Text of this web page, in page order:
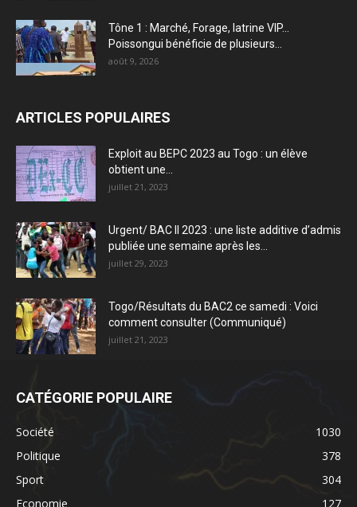
Tône 1 : Marché, Forage, latrine VIP…
Poissongui bénéficie de plusieurs...
août 9, 2026
ARTICLES POPULAIRES
Exploit au BEPC 2023 au Togo : un élève
obtient une...
juillet 21, 2023
Urgent/ BAC II 2023 : une liste additive d’admis
publiée une semaine après les...
juillet 29, 2023
Togo/Résultats du BAC2 ce samedi : Voici
comment consulter (Communiqué)
juillet 21, 2023
CATÉGORIE POPULAIRE
Société
1030
Politique
378
Sport
304
Economie
127